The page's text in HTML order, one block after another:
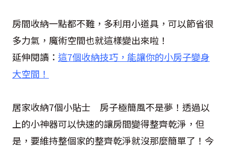
房間收納一點都不難，多利用小道具，可以節省很
多力氣，魔術空間也就這樣變出來啦！
延伸閱讀： 這7個收納技巧，能讓你的小房子變身
大空間！
居家收納7個小貼士 房子極簡風不是夢！透過以
上的小神器可以快速的讓房間變得整齊乾淨，但
是，要維持整個家的整齊乾淨就沒那麼簡單了！今